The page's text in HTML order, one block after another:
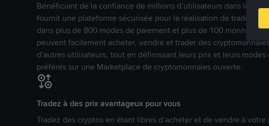
Bénéficiant de la confiance de millions d’utilisateurs dans le
fournit une plateforme sécurisée pour la réalisation de trades en
dans plus de 800 modes de paiement et plus de 100 monnaies
peuvent facilement acheter, vendre et trader des
d’autres utilisateurs, tout en définissant leurs prix et leurs
préférés sur une Marketplace de cryptomonnaies ouverte.
Tradez à des prix avantageux pour vous
Tradez des cryptos en étant libres d’acheter et de vendre à